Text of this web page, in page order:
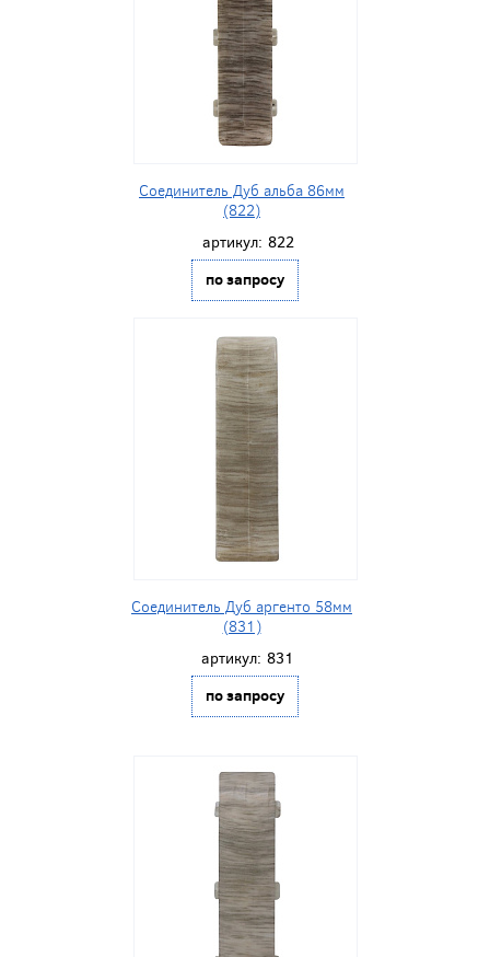
Соединитель Дуб альба 86мм
(822)
артикул: 822
по запросу
Соединитель Дуб аргенто 58мм
(831)
артикул: 831
по запросу